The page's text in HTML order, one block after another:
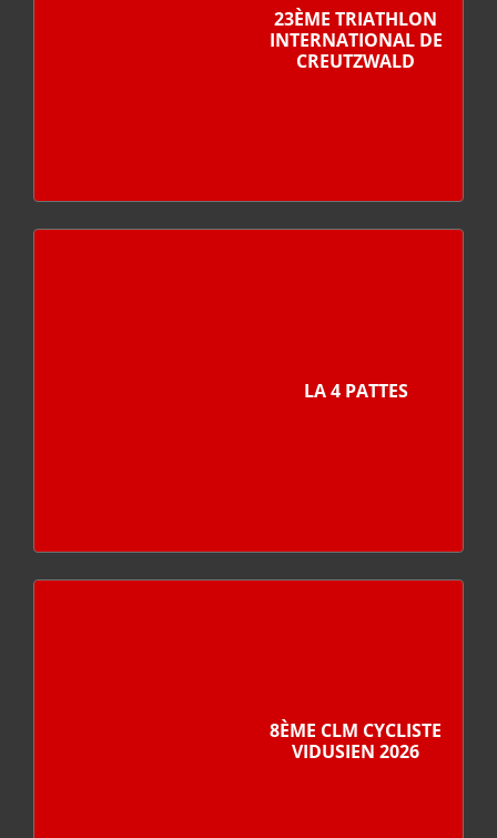
23ÈME TRIATHLON
INTERNATIONAL DE
CREUTZWALD
LA 4 PATTES
8ÈME CLM CYCLISTE
VIDUSIEN 2026